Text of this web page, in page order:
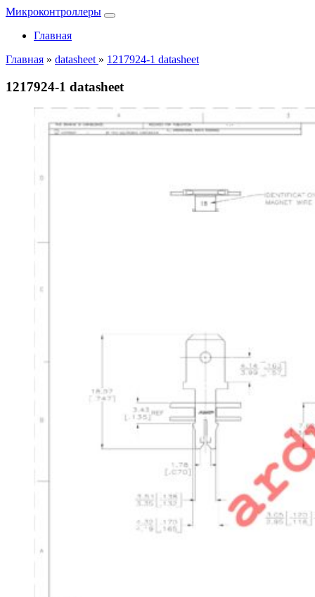
Микроконтроллеры
Главная
Главная » datasheet » 1217924-1 datasheet
1217924-1 datasheet